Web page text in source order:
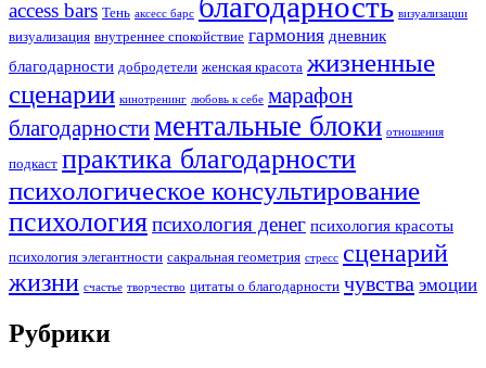
access bars Тень аксесс барс визуализации
визуализация внутреннее спокойствие гармония дневник
благодарности добродетели женская красота жизненные
сценарии кинотренинг любовь к себе марафон
благодарностиментальные блоки отношения
подкаст практика благодарности
психологическое консультирование
психологияпсихология денег психология красоты
психология элегантности сакральная геометрия стресс сценарий
жизни счастье творчество цитаты о благодарности чувства эмоции
Рубрики